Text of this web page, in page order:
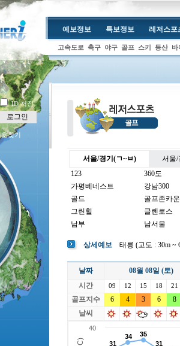
ID 저장
로그인
찾기
예보정보 특보정보 레저스포
고속도로 축구 야구 골프 스키 등산 바
서울/경기(ㄱ~ㅂ)
서울/
123
360도
가평베네스트
강남300
골드
골프존카
그린힐
글렌로스
남부
남서울
뉴코리아
더반
더크로스비
더헤븐
라싸
락가든
로제비앙
루트52
마에스트로
마이다스
베뉴지
베르힐영종
블랙스톤GC이천
빅토리아
상세예보 태릉 (고도 : 30m ~
날짜
08월 08일 (토)
시간
09 12 15 18 21
골프지수 6 4 3 6
8
날씨